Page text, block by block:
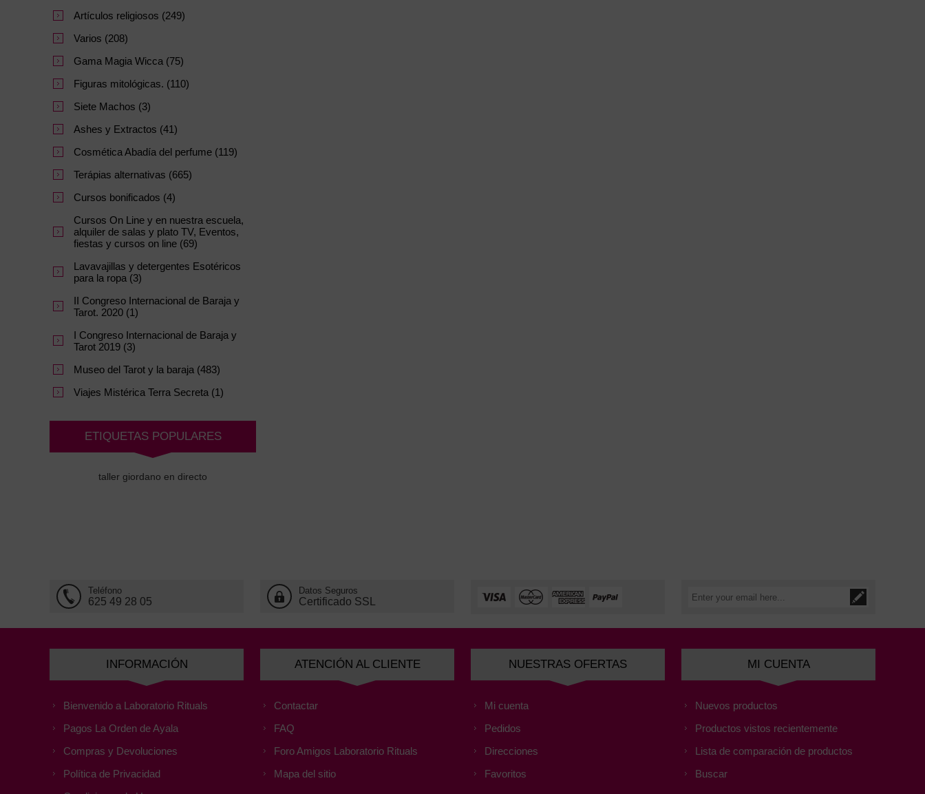
Artículos religiosos (249)
Varios (208)
Gama Magia Wicca (75)
Figuras mitológicas. (110)
Siete Machos (3)
Ashes y Extractos (41)
Cosmética Abadía del perfume (119)
Terápias alternativas (665)
Cursos bonificados (4)
Cursos On Line y en nuestra escuela,
alquiler de salas y plato TV, Eventos,
fiestas y cursos on line (69)
Lavavajillas y detergentes Esotéricos
para la ropa (3)
II Congreso Internacional de Baraja y
Tarot. 2020 (1)
I Congreso Internacional de Baraja y
Tarot 2019 (3)
Museo del Tarot y la baraja (483)
Viajes Mistérica Terra Secreta (1)
ETIQUETAS POPULARES
taller giordano en directo
Teléfono
625 49 28 05
Datos Seguros
Certificado SSL
INFORMACIÓN
Bienvenido a Laboratorio Rituals
Pagos La Orden de Ayala
Compras y Devoluciones
Política de Privacidad
ATENCIÓN AL CLIENTE
Contactar
FAQ
Foro Amigos Laboratorio Rituals
Mapa del sitio
NUESTRAS OFERTAS
Mi cuenta
Pedidos
Direcciones
Favoritos
MI CUENTA
Nuevos productos
Productos vistos recientemente
Lista de comparación de productos
Buscar